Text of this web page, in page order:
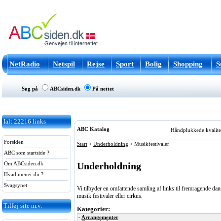
NetRadio Netspil Rejse Sport Bolig Shopping
Søg på ABCsiden.dk På nettet
Ialt 22216 links
Forsiden
ABC som startside ?
Om ABCsiden.dk
Hvad mener du ?
Svagsynet
Tilføj site m.v.
ABC Katalog Håndplukkede
Start > Underholdning > Musikfestivaler
Underholdning
Vi tilbyder en omfattende samling af links til fremragende
musik festivaler eller cirkus.
Kategorier:
- Arrangementer